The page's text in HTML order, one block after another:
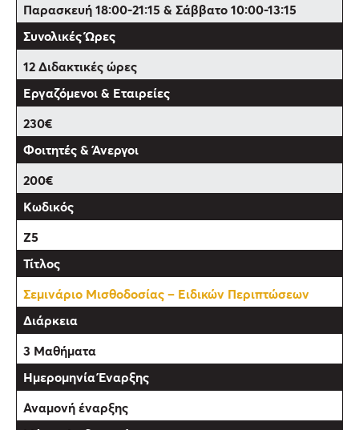
Παρασκευή 18:00-21:15 & Σάββατο 10:00-13:15
12 Διδακτικές ώρες
230€
200€
Z5
Σεμινάριο Μισθοδοσίας – Ειδικών Περιπτώσεων
3 Μαθήματα
Αναμονή έναρξης